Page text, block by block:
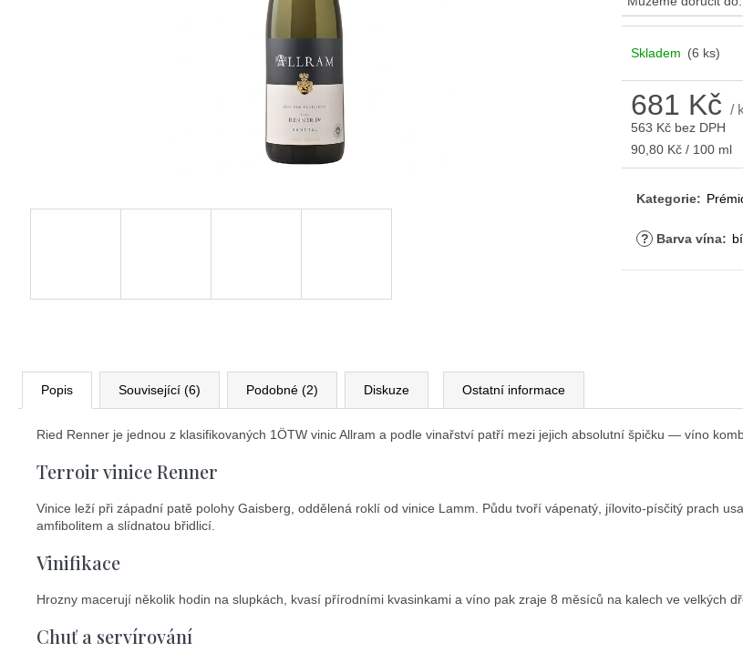
Skladem (6 ks)
681 Kč /
563 Kč bez DPH
Měrná
cena:
90,80 Kč / 100 ml
Kategorie:
? Barva vína:
Popis Související (6) Podobné (2) Diskuze Ostatní informace
Ried Renner je jednou z klasifikovaných 1ÖTW vinic Allram a podle vinařství patří mezi jejich absolutní špičku — víno
Terroir vinice Renner
Vinice leží při západní patě polohy Gaisberg, oddělená roklí od vinice Lamm. Půdu tvoří vápenatý, jílovito-písčitý prach
amfibolitem a slídnatou břidlicí.
Vinifikace
Hrozny macerují několik hodin na slupkách, kvasí přírodními kvasinkami a víno pak zraje 8 měsíců na kalech ve velkých
Chuť a servírování